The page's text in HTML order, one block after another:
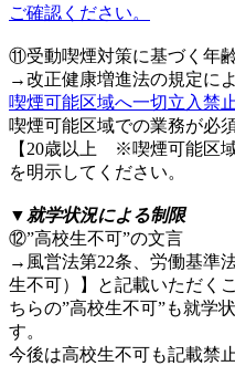
ご確認ください。
⑪受動喫煙対策に基づく年
→改正健康増進法の規定に
喫煙可能区域へ一切立入禁
喫煙可能区域での業務が必
【20歳以上 ※喫煙可能区
を明示してください。
▼就学状況による制限
⑫”高校生不可”の文言
→風営法第22条、労働基準
生不可）】と記載いただく
ちらの”高校生不可”も就学
す。
今後は高校生不可も記載禁